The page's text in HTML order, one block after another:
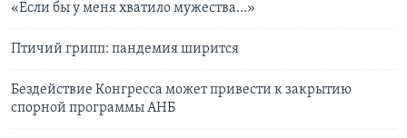
«Если бы у меня хватило мужества…»
Птичий грипп: пандемия ширится
Бездействие Конгресса может привести к закрытию
спорной программы АНБ